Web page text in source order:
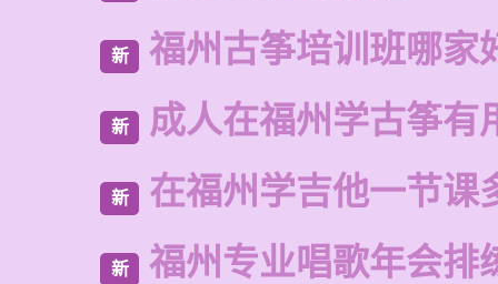
新 福州古筝培训班哪家
新 成人在福州学古筝有
新 在福州学吉他一节课
新 福州专业唱歌年会排